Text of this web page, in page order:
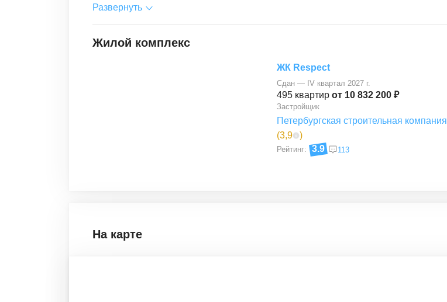
Развернуть
Жилой комплекс
ЖК Respect
Сдан — IV квартал 2027 г.
495 квартирот 10 832 200 ₽
Застройщик
Петербургская строительная компания
(3,9 )
Рейтинг: 3.9 113
На карте